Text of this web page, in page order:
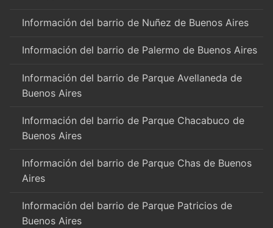
Información del barrio de Nuñez de Buenos Aires
Información del barrio de Palermo de Buenos Aires
Información del barrio de Parque Avellaneda de
Buenos Aires
Información del barrio de Parque Chacabuco de
Buenos Aires
Información del barrio de Parque Chas de Buenos
Aires
Información del barrio de Parque Patricios de
Buenos Aires